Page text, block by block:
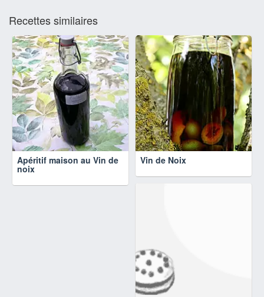
Recettes similaires
Apéritif maison au Vin de
noix
Vin de Noix